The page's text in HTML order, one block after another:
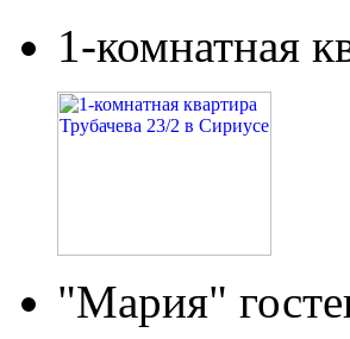
1-комнатная
"Мария"